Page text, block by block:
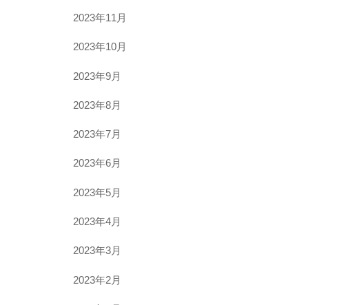
2023年11月
2023年10月
2023年9月
2023年8月
2023年7月
2023年6月
2023年5月
2023年4月
2023年3月
2023年2月